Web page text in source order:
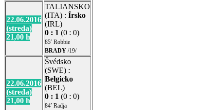
22.06.2016
(streda)
21,00 h
TALIANSKO
(ITA) : Írsko
(IRL)
0 : 1 (0 : 0)
85′ Robbie
BRADY /19/
22.06.2016
(streda)
21,00 h
Švédsko
(SWE) :
Belgicko
(BEL)
0 : 1 (0 : 0)
84′ Radja